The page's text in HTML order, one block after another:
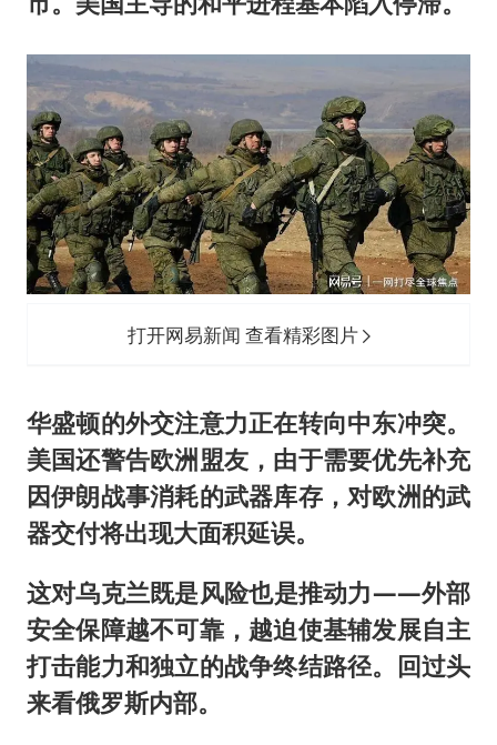
打开网易新闻 查看精彩图片
华盛顿的外交注意力正在转向中东冲突。
美国还警告欧洲盟友，由于需要优先补充
因伊朗战事消耗的武器库存，对欧洲的武
器交付将出现大面积延误。
这对乌克兰既是风险也是推动力——外部
安全保障越不可靠，越迫使基辅发展自主
打击能力和独立的战争终结路径。回过头
来看俄罗斯内部。